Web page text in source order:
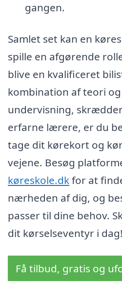
gangen.
Samlet set kan en
spille en afgørende
blive en kvalificeret
kombination af teori
undervisning,
erfarne lærere, er du
tage dit kørekort og
vejene. Besøg
køreskole.dkfor at
nærheden af dig, og
passer til dine behov.
dit kørselseventyr i dag!
Få tilbud, gratis og